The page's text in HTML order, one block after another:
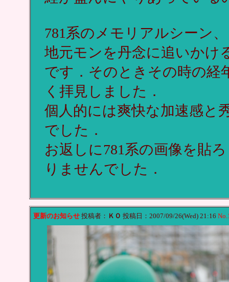
781系のメモリアルシーン
地元モンを丹念に追いかけ
です．そのときその時の経
く拝見しました．
個人的には爽快な加速感と
でした．
お返しに781系の画像を貼
りませんでした．
更新のお知らせ投稿者： ＫＯ 投稿日：2007/09/26(Wed) 21:16